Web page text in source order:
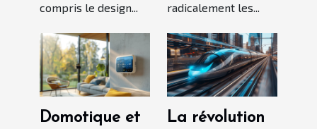
compris le design...
radicalement les...
Domotique et
La révolution